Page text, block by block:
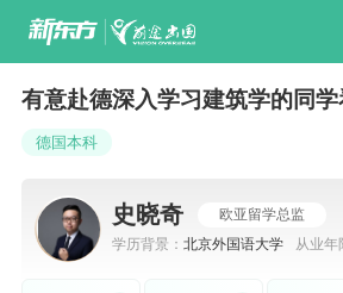
有意赴德深入学习建筑学的同学
德国本科
史晓奇
欧亚留学总监
学历背景： 北京外国语大学
从业年